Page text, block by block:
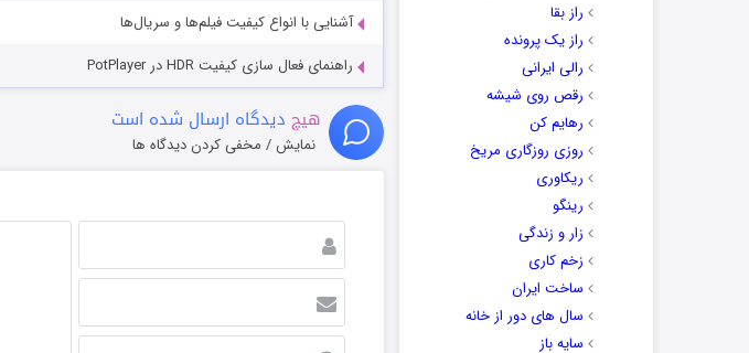
راز بقا
راز یک پرونده
رالی ایرانی
رقص روی شیشه
رهایم کن
روزی روزگاری مریخ
ریکاوری
رینگو
زار و زندگی
زخم کاری
ساخت ایران
سال های دور از خانه
سایه باز
آشنایی با انواع کیفیت فیلم‌ها و سریال‌ها
راهنمای فعال سازی کیفیت HDR در PotPlayer
هیچ دیدگاه ارسال شده است
نمایش / مخفی کردن دیدگاه ها